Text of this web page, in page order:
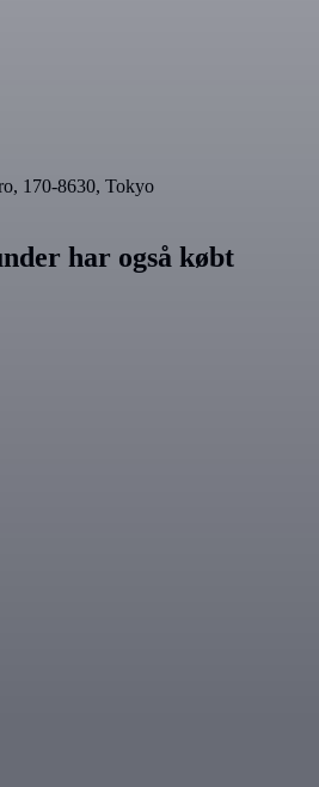
170-8630, Tokyo
har også købt